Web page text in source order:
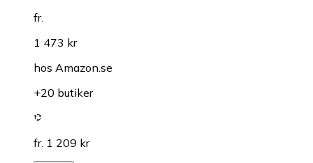
fr.
1 473 kr
hos Amazon.se
+20 butiker
fr. 1 209 kr